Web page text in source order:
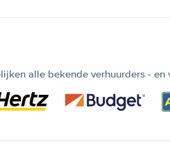
alle bekende verhuurders - en